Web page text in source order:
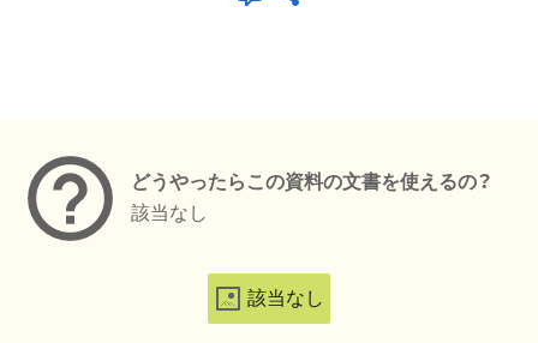
どうやったらこの資料の文書を使えるの？
該当なし
該当なし